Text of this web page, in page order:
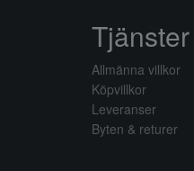
Tjänster
Allmänna villkor
Köpvillkor
Leveranser
Byten & returer